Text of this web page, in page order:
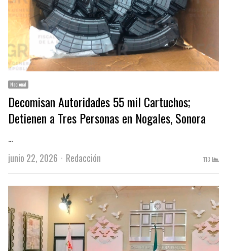
Nacional
Decomisan Autoridades 55 mil Cartuchos;
Detienen a Tres Personas en Nogales, Sonora
…
junio 22, 2026
Author
Redacción 113